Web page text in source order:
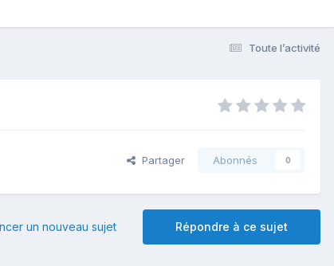
Toute l’activité
Partager Abonnés 0
Répondre à ce sujet
un nouveau sujet